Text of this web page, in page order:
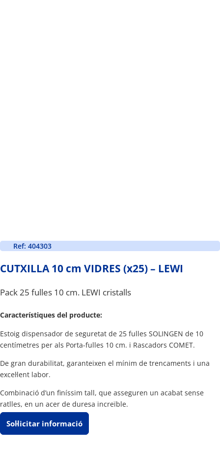
Ref: 404303
CUTXILLA 10 cm VIDRES (x25) – LEWI
Pack 25 fulles 10 cm. LEWI cristalls
Característiques del producte:
Estoig dispensador de seguretat de 25 fulles SOLINGEN de 10
centímetres per als Porta-fulles 10 cm. i Rascadors COMET.
De gran durabilitat, garanteixen el mínim de trencaments i una
excel·lent labor.
Combinació d’un finíssim tall, que asseguren un acabat sense
ratlles, en un acer de duresa increïble.
Sol·licitar informació